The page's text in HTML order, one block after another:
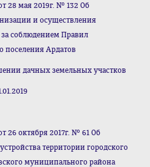
28 мая 2019г. № 132 Об
и осуществления
соблюдением Правил
поселения Ардатов
дачных земельных участков
26 октября 2017г. № 61 Об
территории городского
муниципального района